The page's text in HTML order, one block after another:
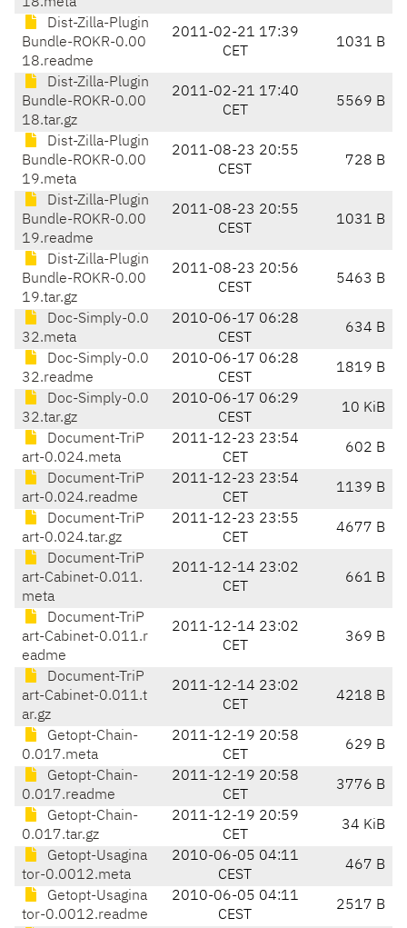
Dist-Zilla-Plugin
Bundle-ROKR-0.00
18.readme
2011-02-21 17:39
CET
1031 B
Dist-Zilla-Plugin
Bundle-ROKR-0.00
18.tar.gz
2011-02-21 17:40
CET
5569 B
Dist-Zilla-Plugin
Bundle-ROKR-0.00
19.meta
2011-08-23 20:55
CEST
728 B
Dist-Zilla-Plugin
Bundle-ROKR-0.00
19.readme
2011-08-23 20:55
CEST
1031 B
Dist-Zilla-Plugin
Bundle-ROKR-0.00
19.tar.gz
2011-08-23 20:56
CEST
5463 B
Doc-Simply-0.0
32.meta
2010-06-17 06:28
CEST
634 B
Doc-Simply-0.0
32.readme
2010-06-17 06:28
CEST
1819 B
Doc-Simply-0.0
32.tar.gz
2010-06-17 06:29
CEST
10 KiB
Document-TriP
art-0.024.meta
2011-12-23 23:54
CET
602 B
Document-TriP
art-0.024.readme
2011-12-23 23:54
CET
1139 B
Document-TriP
art-0.024.tar.gz
2011-12-23 23:55
CET
4677 B
Document-TriP
art-Cabinet-0.011.
meta
2011-12-14 23:02
CET
661 B
Document-TriP
art-Cabinet-0.011.r
eadme
2011-12-14 23:02
CET
369 B
Document-TriP
art-Cabinet-0.011.t
ar.gz
2011-12-14 23:02
CET
4218 B
Getopt-Chain-
0.017.meta
2011-12-19 20:58
CET
629 B
Getopt-Chain-
0.017.readme
2011-12-19 20:58
CET
3776 B
Getopt-Chain-
0.017.tar.gz
2011-12-19 20:59
CET
34 KiB
Getopt-Usagina
tor-0.0012.meta
2010-06-05 04:11
CEST
467 B
Getopt-Usagina
tor-0.0012.readme
2010-06-05 04:11
CEST
2517 B